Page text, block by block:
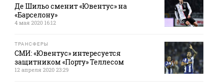
Де Шильо сменит «Ювентус» на
«Барселону»
4 мая 2020 16:12
ТРАНСФЕРЫ
СМИ: «Ювентус» интересуется
защитником «Порту» Теллесом
12 апреля 2020 23:29